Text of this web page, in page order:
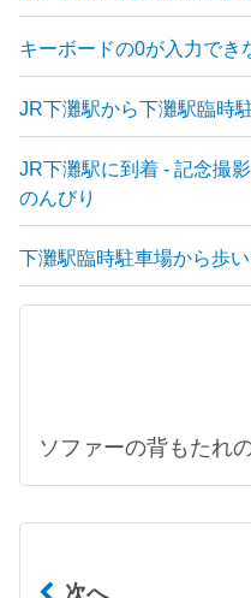
キーボードの0が入力でき
JR下灘駅から下灘駅臨時
JR下灘駅に到着 - 記念撮
のんびり
下灘駅臨時駐車場から歩
ソファーの背もたれ
次へ